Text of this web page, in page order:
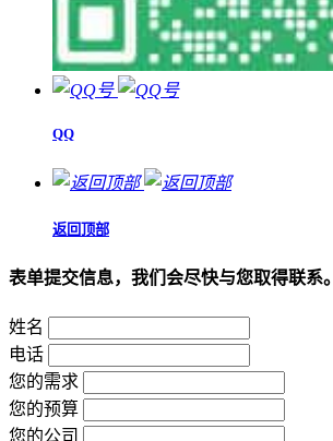
QQ
返回顶部
表单提交信息，我们会尽快与您取得联系。
姓名
电话
您的需求
您的预算
您的公司